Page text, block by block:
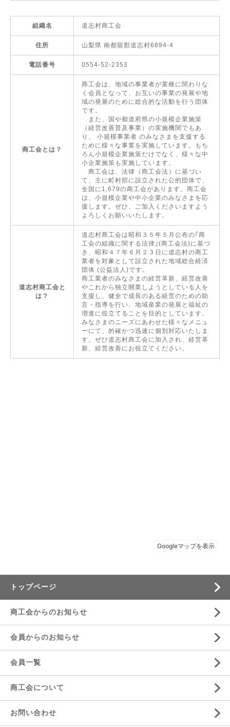
組織名 道志村商工会
住所 山梨県 南都留郡道志村6894-4
電話番号 0554-52-2353
商工会とは？
商工会は、地域の事業者が業種に関わりな
く会員となって、お互いの事業の発展や地
域の発展のために総合的な活動を行う団体
です。
また、国や都道府県の小規模企業施策
（経営改善普及事業）の実施機関でもあ
り、 小規模事業者 のみなさまを支援する
ために様々な事業を実施しています。もち
ろん小規模企業施策だけでなく、様々な中
小企業施策も実施しています。
商工会は、法律（商工会法）に基づい
て、主に町村部に設立された公的団体で、
全国に1,679の商工会があります。商工会
は、小規模企業や中小企業のみなさまを応
援します。ぜひ、ご加入くださいますよう
よろしくお願いいたします。
道志村商工会と
は？
道志村商工会は昭和３５年５月公布の｢商
工会の組織に関する法律｣(商工会法)に基づ
き、昭和４７年６月２３日に道志村の商工
業者を対象として設立された地域総合経済
団体 (公益法人)です。
商工業者のみなさまの経営革新、経営改善
やこれから独立開業しようとしている人を
支援し、健全で成長のある経営のための助
言・指導を行い、地域産業の発展と福祉の
増進に役立てることを目的としています。
みなさまのニーズにあわせた様々なメニュ
ーにて、的確かつ迅速に個別対応いたしま
す。ぜひ道志村商工会に加入され、経営革
新、経営改善にお役立てください。
トップページ
商工会からのお知らせ
会員からのお知らせ
会員一覧
商工会について
お問い合わせ